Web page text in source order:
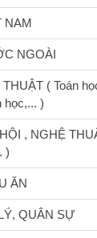
NAM
NGOÀI
( Toán
học,... )
, NGHỆ
)
ĂN
QUÂN SỰ